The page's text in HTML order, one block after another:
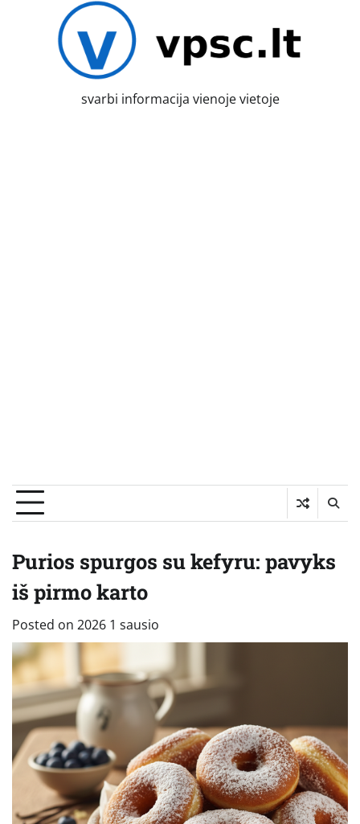
svarbi informacija vienoje vietoje
Purios spurgos su kefyru: pavyks
iš pirmo karto
Posted on 2026 1 sausio